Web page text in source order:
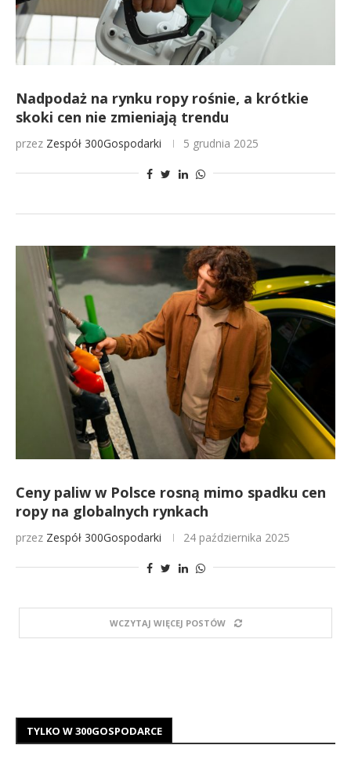
Nadpodaż na rynku ropy rośnie, a krótkie
skoki cen nie zmieniają trendu
przez Zespół 300Gospodarki 5 grudnia 2025
Ceny paliw w Polsce rosną mimo spadku cen
ropy na globalnych rynkach
przez Zespół 300Gospodarki 24 października 2025
WCZYTAJ WIĘCEJ POSTÓW
TYLKO W 300GOSPODARCE